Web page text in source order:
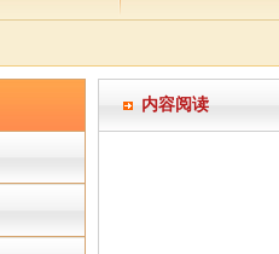
内容阅读